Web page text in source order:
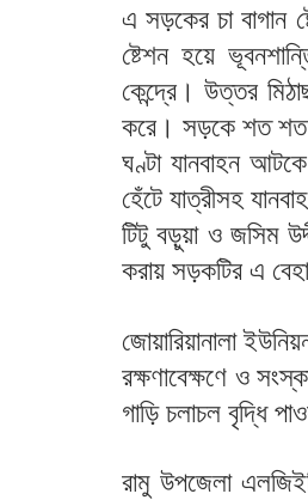
এ সড়কের চা বাগান
ষ্টেশন হয়ে
কেন্দ্রে। উত্তর
করে। সড়কে শত শত
ঘণ্টা যানবাহন
হেঁটে যাত্রীসহ
টিটু বড়ুয়া ও জসিম
করায় সড়কটির এ
জোয়ারিয়ানালা
রক্ষণাবেক্ষণে ও
গাড়ি চলাচল বৃদ্ধি
রামু উপজেলা